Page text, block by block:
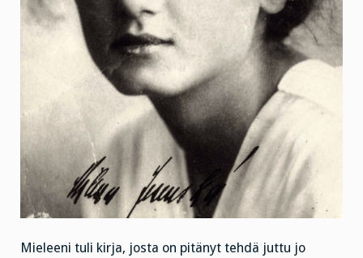
Mieleeni tuli kirja, josta on pitänyt tehdä juttu jo